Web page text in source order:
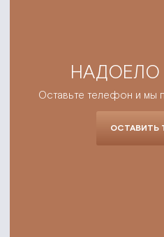
НАДОЕЛО
Оставьте телефон и мы
ОСТАВИТЬ